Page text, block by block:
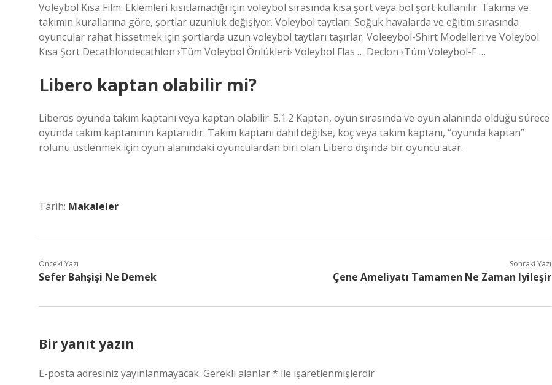
Voleybol Kısa Film: Eklemleri kısıtlamadığı için voleybol sırasında kısa şort veya bol şort kullanılır. Takıma ve
takımın kurallarına göre, şortlar uzunluk değişiyor. Voleybol taytları: Soğuk havalarda ve eğitim sırasında
oyuncular rahat hissetmek için şortlarda uzun voleybol taytları taşırlar. Voleeybol-Shirt Modelleri ve Voleybol
Kısa Şort Decathlondecathlon ›Tüm Voleybol Önlükleri› Voleybol Flas … Declon ›Tüm Voleybol-F …
Libero kaptan olabilir mi?
Liberos oyunda takım kaptanı veya kaptan olabilir. 5.1.2 Kaptan, oyun sırasında ve oyun alanında olduğu sürece
oyunda takım kaptanının kaptanıdır. Takım kaptanı dahil değilse, koç veya takım kaptanı, “oyunda kaptan”
rolünü üstlenmek için oyun alanındaki oyunculardan biri olan Libero dışında bir oyuncu atar.
Tarih: Makaleler
Önceki Yazı
Sefer Bahşişi Ne Demek
Sonraki Yazı
Çene Ameliyatı Tamamen Ne Zaman Iyileşir
Bir yanıt yazın
E-posta adresiniz yayınlanmayacak. Gerekli alanlar* ile işaretlenmişlerdir